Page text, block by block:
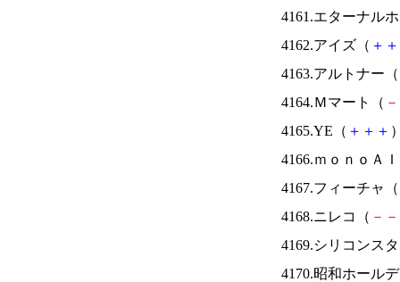
4161.エターナル
4162.アイズ（ ＋ ＋
4163.アルトナー（
4164.Ｍマート（ －
4165.YE（ ＋ ＋ ＋
4166.ｍｏｎｏＡ
4167.フィーチャ（
4168.ニレコ（ － －
4169.シリコンス
4170.昭和ホール